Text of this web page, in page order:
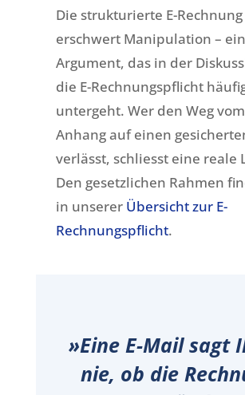
Die strukturierte E-Rechnung
erschwert Manipulation – ein
Argument, das in der
die E-Rechnungspflicht
untergeht. Wer den Weg vom
Anhang auf einen
verlässt, schliesst eine reale
Den gesetzlichen Rahmen
in unserer Übersicht zur E-
Rechnungspflicht.
»Eine E-Mail sagt
nie, ob die